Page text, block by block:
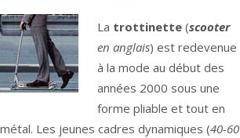
La trottinette (scooter
en anglais) est redevenue
à la mode au début des
années 2000 sous une
forme pliable et tout en
métal. Les jeunes cadres dynamiques (40-60